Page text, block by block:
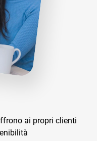
ai propri clienti